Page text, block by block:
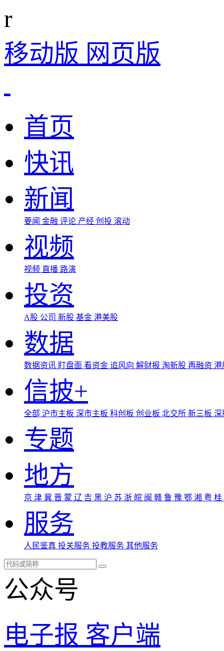
r
移动版 网页版
首页
快讯
新闻
要闻 金融 评论 产经 创投 滚动
视频
视频 直播 路演
投资
A股 公司 新股 基金 港美股
数据
数据资讯 盯盘面 看资金 追风向 解财报 淘新股 再融资
信披+
全部 沪市主板 深市主板 科创板 创业板 北交所 新三板
专题
地方
京 津 冀 晋 蒙 辽 吉 黑 沪 苏 浙 皖 闽 赣 鲁 豫 鄂 湘 粤 桂
服务
人民鉴真 投关服务 投教服务 其他服务
公众号
电子报 客户端